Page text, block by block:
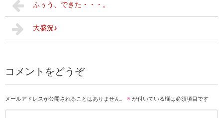
ふぅう、できた・・・。
大盛況♪
コメントをどうぞ
メールアドレスが公開されることはありません。 ※ が付いている欄は必須項目です